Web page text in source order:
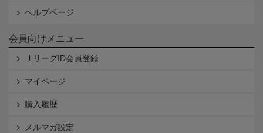
ヘルプページ
会員向けメニュー
ＪリーグID会員登録
マイページ
購入履歴
メルマガ設定